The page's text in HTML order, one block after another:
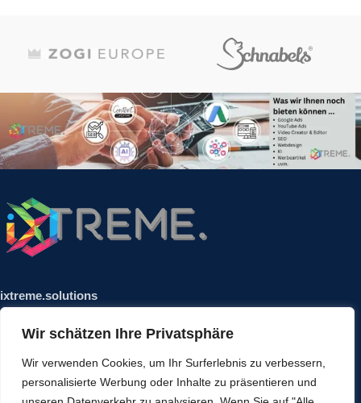
Wir schätzen Ihre Privatsphäre
Wir verwenden Cookies, um Ihr Surferlebnis zu verbessern,
personalisierte Werbung oder Inhalte zu präsentieren und
ixtreme.solutions
Hauptstrasse 18
86931 Prittriching
office@ixtreme.solutions